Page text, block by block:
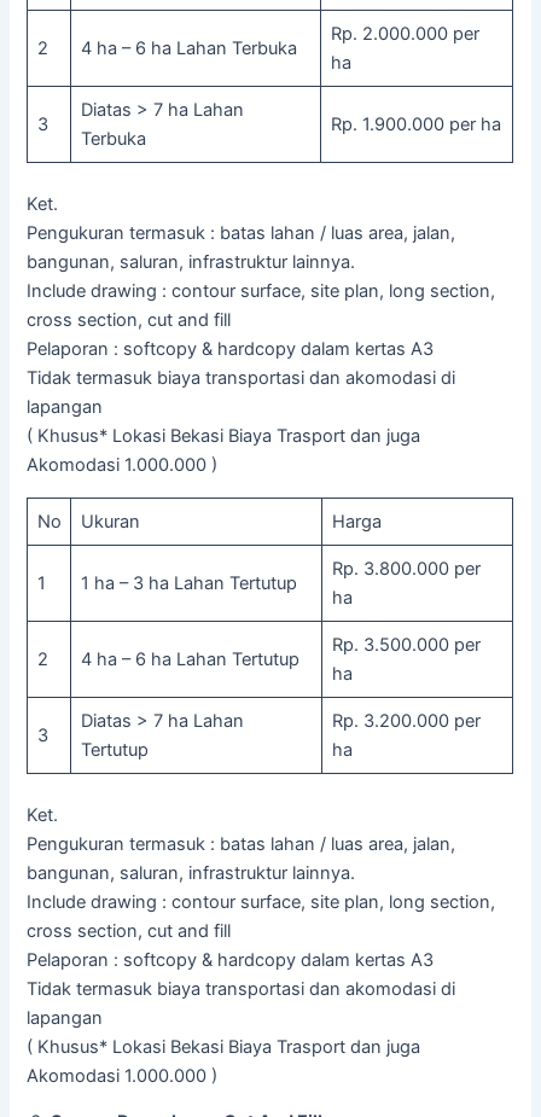
2 4 ha – 6 ha Lahan Terbuka
Rp. 2.000.000 per
ha
3
Diatas > 7 ha Lahan
Terbuka
Rp. 1.900.000 per ha
Ket.
Pengukuran termasuk : batas lahan / luas area, jalan,
bangunan, saluran, infrastruktur lainnya.
Include drawing : contour surface, site plan, long section,
cross section, cut and fill
Pelaporan : softcopy & hardcopy dalam kertas A3
Tidak termasuk biaya transportasi dan akomodasi di
lapangan
( Khusus* Lokasi Bekasi Biaya Trasport dan juga
Akomodasi 1.000.000 )
No Ukuran Harga
1 1 ha – 3 ha Lahan Tertutup
Rp. 3.800.000 per
ha
2 4 ha – 6 ha Lahan Tertutup
Rp. 3.500.000 per
ha
3
Diatas > 7 ha Lahan
Tertutup
Rp. 3.200.000 per
ha
Ket.
Pengukuran termasuk : batas lahan / luas area, jalan,
bangunan, saluran, infrastruktur lainnya.
Include drawing : contour surface, site plan, long section,
cross section, cut and fill
Pelaporan : softcopy & hardcopy dalam kertas A3
Tidak termasuk biaya transportasi dan akomodasi di
lapangan
( Khusus* Lokasi Bekasi Biaya Trasport dan juga
Akomodasi 1.000.000 )